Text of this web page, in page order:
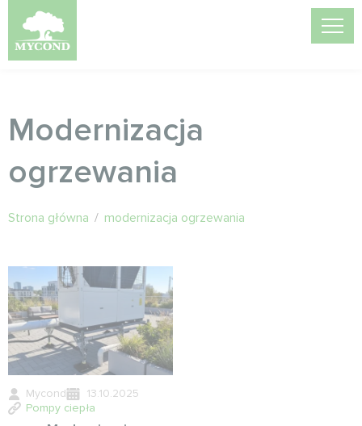
Modernizacja
ogrzewania
Strona główna / modernizacja ogrzewania
Mycond
13.10.2025
Pompy ciepła